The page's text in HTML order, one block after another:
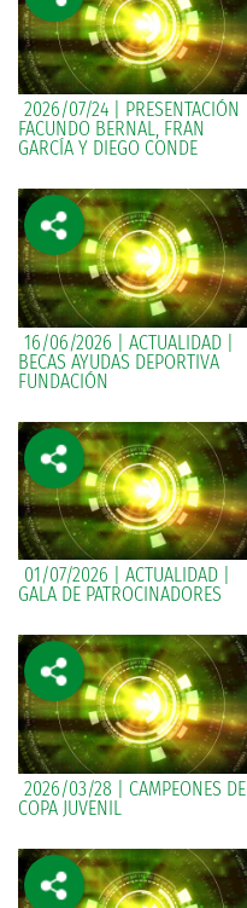
2026/07/24 | PRESENTACIÓN
FACUNDO BERNAL, FRAN
GARCÍA Y DIEGO CONDE
16/06/2026 | ACTUALIDAD |
BECAS AYUDAS DEPORTIVA
FUNDACIÓN
01/07/2026 | ACTUALIDAD |
GALA DE PATROCINADORES
2026/03/28 | CAMPEONES DE
COPA JUVENIL